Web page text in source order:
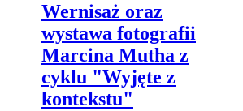
Wernisaż oraz
wystawa fotografii
Marcina Mutha z
cyklu "Wyjęte z
kontekstu"